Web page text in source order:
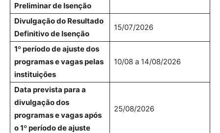
Preliminar de Isenção
Divulgação do Resultado
Definitivo de Isenção
15/07/2026
1º período de ajuste dos
programas e vagas pelas
instituições
10/08 a 14/08/2026
Data prevista para a
divulgação dos
programas e vagas após
o 1º período de ajuste
25/08/2026